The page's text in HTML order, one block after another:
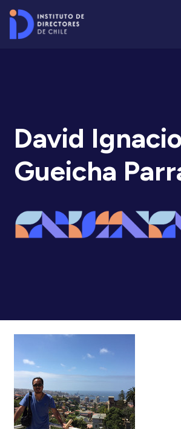
David Ignacio
Gueicha